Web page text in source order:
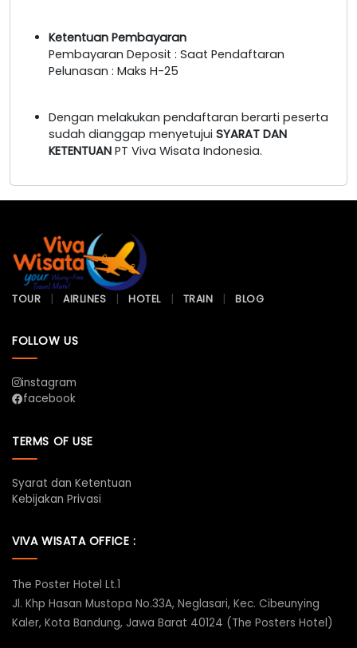
Ketentuan Pembayaran
Pembayaran Deposit : Saat Pendaftaran
Pelunasan : Maks H-25
Dengan melakukan pendaftaran berarti peserta
sudah dianggap menyetujui SYARAT DAN
KETENTUAN PT Viva Wisata Indonesia.
TOUR AIRLINES HOTEL TRAIN BLOG
FOLLOW US
instagram
facebook
TERMS OF USE
Syarat dan Ketentuan
Kebijakan Privasi
VIVA WISATA OFFICE :
The Poster Hotel Lt.1
Jl. Khp Hasan Mustopa No.33A, Neglasari, Kec. Cibeunying
Kaler, Kota Bandung, Jawa Barat 40124 (The Posters Hotel)